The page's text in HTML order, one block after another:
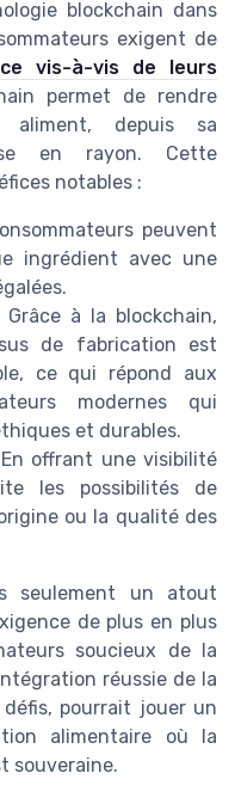
blockchain dans
exigent de
vis-à-vis de leurs
permet de rendre
aliment, depuis sa
en rayon. Cette
notables :
peuvent
ingrédient avec une
Grâce à la blockchain,
de fabrication est
ce qui répond aux
modernes qui
et durables.
En offrant une visibilité
les possibilités de
ou la qualité des
seulement un atout
de plus en plus
soucieux de la
réussie de la
pourrait jouer un
alimentaire où la
souveraine.